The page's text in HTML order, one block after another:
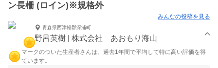
ン長柵 (ロイン)※規格外
みんなの投稿を見る
青森県西津軽郡深浦町
野呂英樹 | 株式会社 あおもり海山
マークのついた生産者さんは、過去1年間で平均して特に高い評価を得
ています。